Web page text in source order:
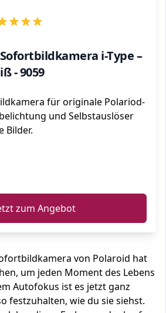
i-Type –
- 9059
für originale Polariod-
und Selbstauslöser
Bilder.
zum Angebot
von Polaroid hat
um jeden Moment des Lebens
Autofokus ist es jetzt ganz
festzuhalten, wie du sie siehst.